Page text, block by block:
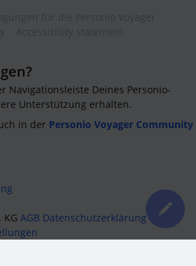
Navigationsleiste Deines Personio-
Unterstützung erhalten.
in der Personio Voyager Community
KG AGB Datenschutzerklärung